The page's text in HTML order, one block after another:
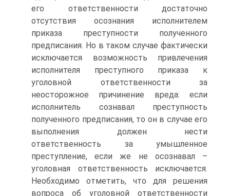
его ответственности достаточно
отсутствия осознания исполнителем
приказа преступности полученного
предписания. Но в таком случае фактически
исключается возможность привлечения
исполнителя преступного приказа к
уголовной ответственности за
неосторожное причинение вреда: если
исполнитель сознавал преступность
полученного предписания, то он в случае его
выполнения должен нести
ответственность за умышленное
преступление, если же не осознавал –
уголовная ответственность исключается.
Необходимо отметить, что для решения
вопроса об уголовной ответственности